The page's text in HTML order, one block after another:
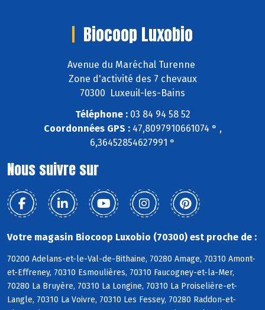
Biocoop Luxobio
Avenue du Maréchal Turenne
Zone d'activité des 7 chevaux
70300 Luxeuil-les-Bains
Téléphone :03 84 94 58 52
Coordonnées GPS :47,8097910661074 ° ,
6,36452854627991 °
Nous suivre sur
Votre magasin Biocoop Luxobio (70300) est proche de :
70200 Adelans-et-le-Val-de-Bithaine, 70280 Amage, 70310 Amont-
et-Effreney, 70310 Esmoulières, 70310 Faucogney-et-la-Mer,
70280 La Bruyère, 70310 La Longine, 70310 La Proiselière-et-
Langle, 70310 La Voivre, 70310 Les Fessey, 70280 Raddon-et-